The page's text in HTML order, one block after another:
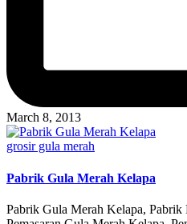
March 8, 2013
Posted
grosir gula merah
Pabrik Gula Merah Kelapa
Pabrik Gula Merah Kelapa, Pabrik